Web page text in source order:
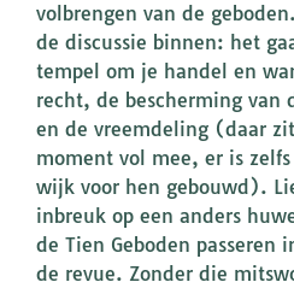
volbrengen van de
de discussie binnen: het
tempel om je handel en
recht, de bescherming van
en de vreemdeling (daar
moment vol mee, er is
wijk voor hen gebouwd).
inbreuk op een anders
de Tien Geboden passeren
de revue. Zonder die